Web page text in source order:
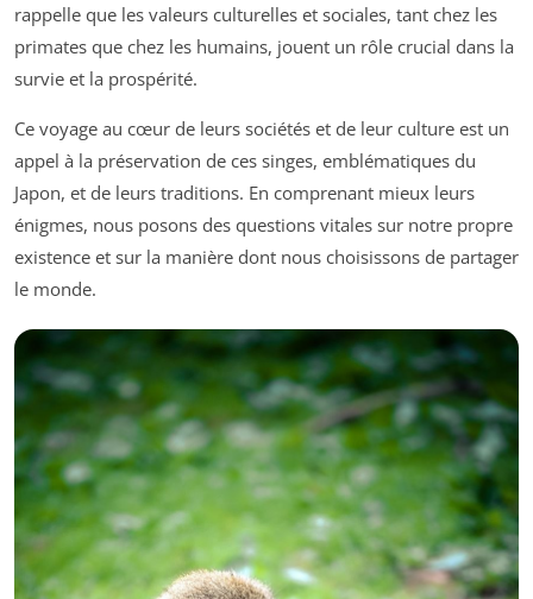
rappelle que les valeurs culturelles et sociales, tant chez les
primates que chez les humains, jouent un rôle crucial dans la
survie et la prospérité.
Ce voyage au cœur de leurs sociétés et de leur culture est un
appel à la préservation de ces singes, emblématiques du
Japon, et de leurs traditions. En comprenant mieux leurs
énigmes, nous posons des questions vitales sur notre propre
existence et sur la manière dont nous choisissons de partager
le monde.